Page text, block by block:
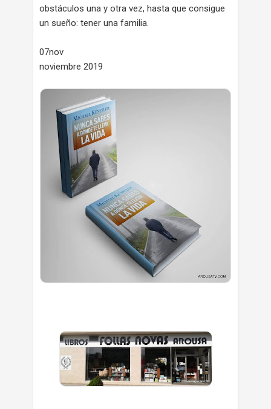
obstáculos una y otra vez, hasta que consigue
un sueño: tener una familia.
07nov
noviembre 2019